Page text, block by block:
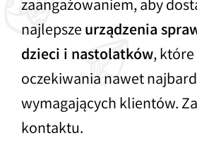
zaangażowaniem, aby
najlepszeurządzenia
dzieci i nastolatków, które
oczekiwania nawet
wymagających klientów.
kontaktu.